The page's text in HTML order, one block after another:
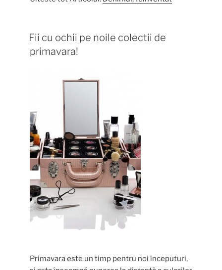
Fii cu ochii pe noile colectii de
primavara!
Primavara este un timp pentru noi începuturi,